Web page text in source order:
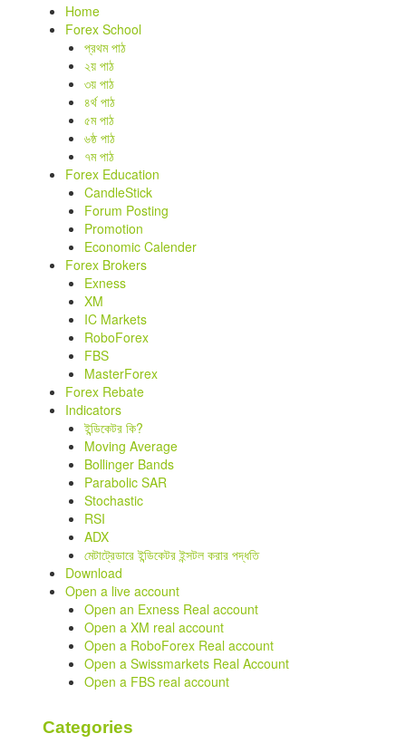
Home
Forex School
প্রথম পাঠ
২য় পাঠ
৩য় পাঠ
৪র্থ পাঠ
৫ম পাঠ
৬ষ্ঠ পাঠ
৭ম পাঠ
Forex Education
CandleStick
Forum Posting
Promotion
Economic Calender
Forex Brokers
Exness
XM
IC Markets
RoboForex
FBS
MasterForex
Forex Rebate
Indicators
ইন্ডিকেটর কি?
Moving Average
Bollinger Bands
Parabolic SAR
Stochastic
RSI
ADX
মেটাট্রেডারে ইন্ডিকেটর ইন্সটল করার পদ্ধতি
Download
Open a live account
Open an Exness Real account
Open a XM real account
Open a RoboForex Real account
Open a Swissmarkets Real Account
Open a FBS real account
Categories